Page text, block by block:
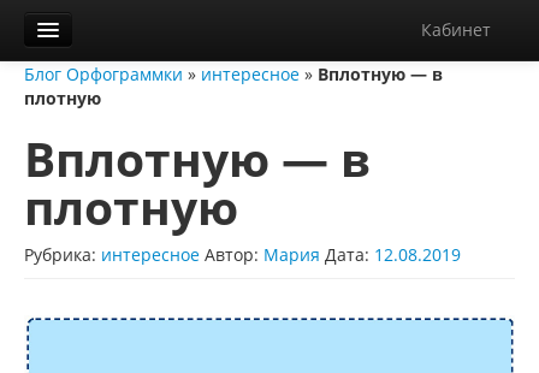
Кабинет
Орфограммка
Блог
О нас
Контакты
Справка
Блог Орфограммки » интересное » Вплотную — в
плотную
Вплотную — в
плотную
Рубрика: интересное Автор: Мария Дата: 12.08.2019